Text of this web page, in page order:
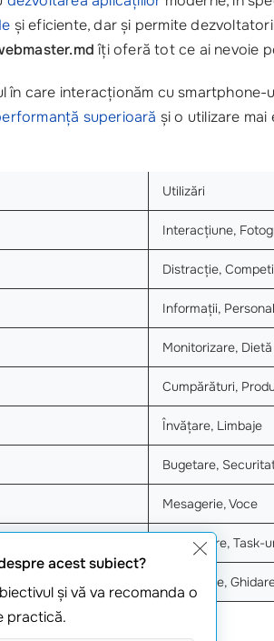
și eficiente, dar și permite
îți oferă tot ce ai nevoie
care interacționăm cu smartphone-
superioară și o utilizare
Utilizări
Interacțiune,
Distracție,
Informații,
Monitorizare, Dietă
Cumpărături,
Învățare, Limbaje
Bugetare,
Mesagerie, Voce
Organizare, Task-
Planificare,
acest subiect?
şi vă va recomanda o
practică.